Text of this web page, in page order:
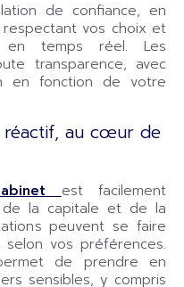
de confiance, en
vos choix et
temps réel. Les
transparence, avec
en fonction de votre
réactif, au cœur de
est facilement
de la capitale et de la
peuvent se faire
vos préférences.
de prendre en
sensibles, y compris